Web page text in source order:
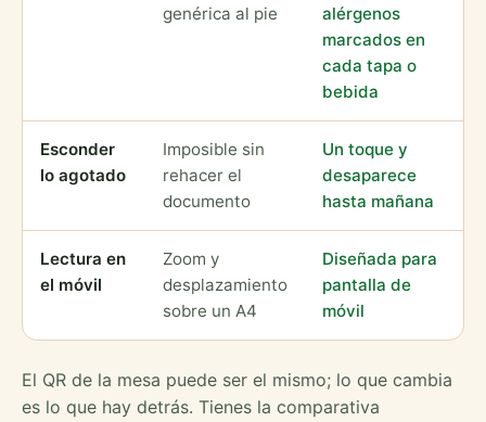
genérica al pie
alérgenos
marcados en
cada tapa o
bebida
Esconder
lo agotado
Imposible sin
rehacer el
documento
Un toque y
desaparece
hasta mañana
Lectura en
el móvil
Zoom y
desplazamiento
sobre un A4
Diseñada para
pantalla de
móvil
El QR de la mesa puede ser el mismo; lo que cambia
es lo que hay detrás. Tienes la comparativa